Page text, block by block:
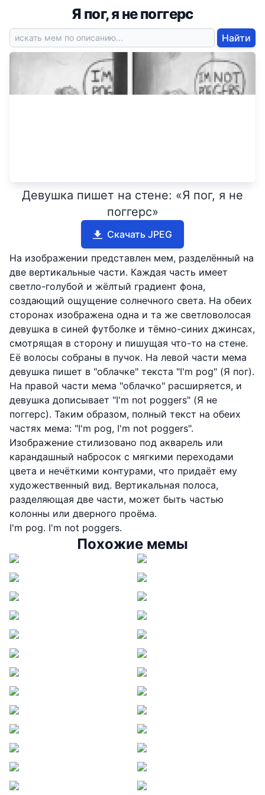
Я пог, я не поггерс
Найти
Девушка пишет на стене: «Я пог, я не
поггерс»
Скачать JPEG
На изображении представлен мем, разделённый на
две вертикальные части. Каждая часть имеет
светло-голубой и жёлтый градиент фона,
создающий ощущение солнечного света. На обеих
сторонах изображена одна и та же светловолосая
девушка в синей футболке и тёмно-синих джинсах,
смотрящая в сторону и пишущая что-то на стене.
Её волосы собраны в пучок. На левой части мема
девушка пишет в "облачке" текста "I'm pog" (Я пог).
На правой части мема "облачко" расширяется, и
девушка дописывает "I'm not poggers" (Я не
поггерс). Таким образом, полный текст на обеих
частях мема: "I'm pog, I'm not poggers".
Изображение стилизовано под акварель или
карандашный набросок с мягкими переходами
цвета и нечёткими контурами, что придаёт ему
художественный вид. Вертикальная полоса,
разделяющая две части, может быть частью
колонны или дверного проёма.
I'm pog. I'm not poggers.
Похожие мемы